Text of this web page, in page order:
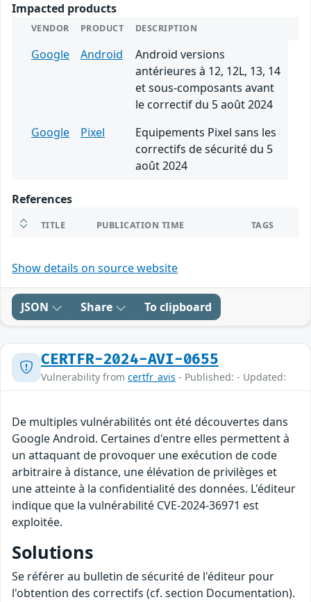
Impacted products
VENDOR PRODUCT DESCRIPTION
Google Android
Android versions
antérieures à 12, 12L, 13, 14
et sous-composants avant
le correctif du 5 août 2024
Google
Pixel
Equipements Pixel sans les
correctifs de sécurité du 5
août 2024
References
TITLE PUBLICATION TIME TAGS
Show details on source website
JSON Share To clipboard
CERTFR-2024-AVI-0655
Vulnerability from certfr_avis - Published: - Updated:
De multiples vulnérabilités ont été découvertes dans
Google Android. Certaines d'entre elles permettent à
un attaquant de provoquer une exécution de code
arbitraire à distance, une élévation de privilèges et
une atteinte à la confidentialité des données. L'éditeur
indique que la vulnérabilité CVE-2024-36971 est
exploitée.
Solutions
Se référer au bulletin de sécurité de l'éditeur pour
l'obtention des correctifs (cf. section Documentation).